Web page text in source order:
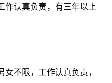
作认真负责，有三年以上
不限，工作认真负责，